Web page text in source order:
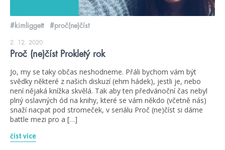
#kimliggett #proč(ne)číst
2. 12. 2020
Proč (ne)číst Prokletý rok
Jo, my se taky občas neshodneme. Přáli bychom vám být
svědky některé z našich diskuzí (ehm hádek), jestli je, nebo
není nějaká knížka skvělá. Tak aby ten předvánoční čas nebyl
plný oslavných ód na knihy, které se vám někdo (včetně nás)
snaží nacpat pod stromeček, v seriálu Proč (ne)číst si dáme
battle mezi pro a […]
číst více